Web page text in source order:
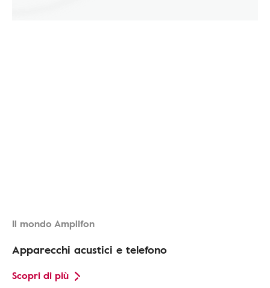
Il mondo Amplifon
Apparecchi acustici e telefono
Scopri di più